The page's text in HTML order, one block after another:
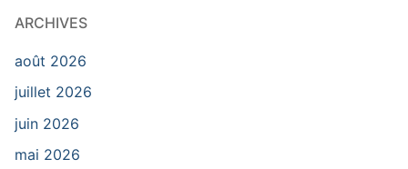
ARCHIVES
août 2026
juillet 2026
juin 2026
mai 2026